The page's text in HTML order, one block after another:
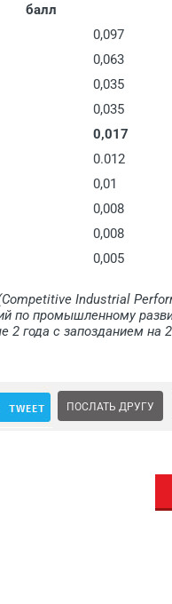
балл
0,097
0,063
0,035
0,035
0,017
0.012
0,01
0,008
0,008
0,005
Industrial
по промышленному
года с запозданием на 2
ПОСЛАТЬ ДРУГУ